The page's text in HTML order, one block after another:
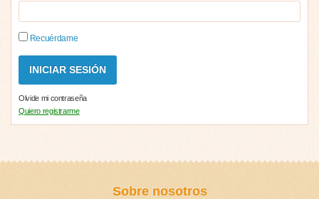
Recuérdame
Olvide mi contraseña
Quiero registrarme
Sobre nosotros